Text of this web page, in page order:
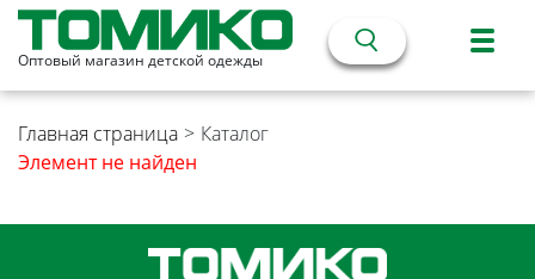
Оптовый магазин детской одежды
Главная страница > Каталог
Элемент не найден